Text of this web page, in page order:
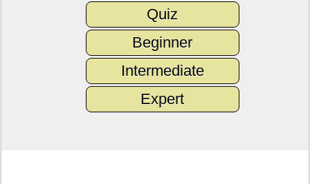
Quiz
Beginner
Intermediate
Expert